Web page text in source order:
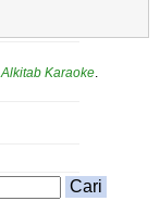
Alkitab Karaoke